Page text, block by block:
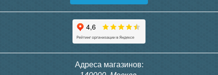
Адреса магазинов: